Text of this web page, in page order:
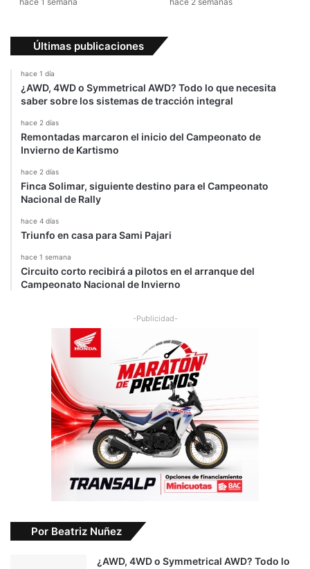
d
ó
l
Últimas publicaciones
hace 1 día
¿AWD, 4WD o Symmetrical AWD? Todo lo que necesita
saber sobre los sistemas de tracción integral
hace 2 días
Remontadas marcaron el inicio del Campeonato de
Invierno de Kartismo
hace 2 días
Finca Solimar, siguiente destino para el Campeonato
Nacional de Rally
hace 4 días
Triunfo en casa para Sami Pajari
hace 1 semana
Circuito corto recibirá a pilotos en el arranque del
Campeonato Nacional de Invierno
-Publicidad-
Por Beatriz Nuñez
¿AWD, 4WD o Symmetrical AWD? Todo lo